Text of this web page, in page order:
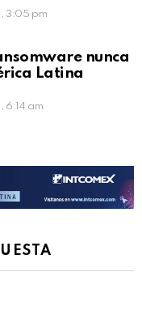
3:05 pm
nunca
Latina
6:14 am